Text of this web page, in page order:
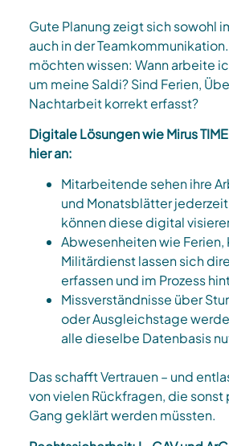
Gute Planung zeigt sich sowohl
auch in der
möchten wissen: Wann arbeite
um meine Saldi? Sind Ferien,
Nachtarbeit korrekt erfasst?
Digitale Lösungen wie Mirus
hier an:
Mitarbeitende sehen ihre
und Monatsblätter
können diese digital
Abwesenheiten wie Ferien,
Militärdienst lassen sich
erfassen und im Prozess
Missverständnisse über
oder Ausgleichstage
alle dieselbe Datenbasis
Das schafft Vertrauen – und
von vielen Rückfragen, die sonst
Gang geklärt werden müssten.